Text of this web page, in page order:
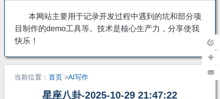
返回
主页
加关
本网站主要用于记录开发过程中遇到的坑和部分项
目制作的demo工具等。技术是核心生产力，分享使我
快乐！
当前位置： 首页>AI写作
星座八卦-2025-10-29 21:47:22